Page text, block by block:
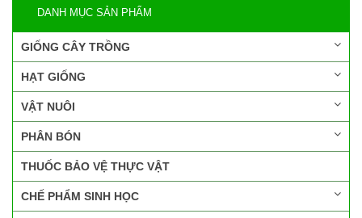
DANH MỤC SẢN PHẨM
GIỐNG CÂY TRỒNG
HẠT GIỐNG
VẬT NUÔI
PHÂN BÓN
THUỐC BẢO VỆ THỰC VẬT
CHẾ PHẨM SINH HỌC